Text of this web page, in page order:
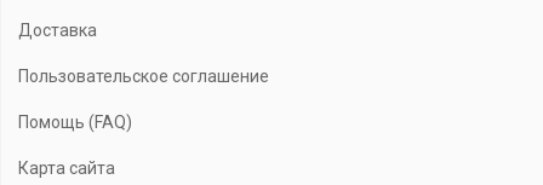
Доставка
Пользовательское соглашение
Помощь (FAQ)
Карта сайта